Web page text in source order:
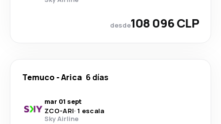
desde108 096 CLP
Temuco -Arica 6 días
mar 01 sept
ZCO-ARI· 1 escala
Sky Airline